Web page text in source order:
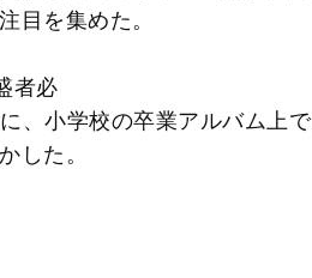
目を集めた。
者必
、小学校の卒業アルバム上で
した。